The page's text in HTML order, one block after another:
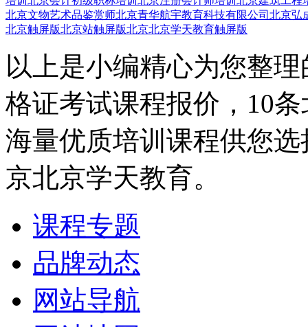
北京文物艺术品鉴赏师北京青华航宇教育科技有限公司 北京弘
北京触屏版北京站触屏版北京北京学天教育触屏版
以上是小编精心为您整
格证考试课程报价，10
海量优质培训课程供您
京北京学天教育。
课程专题
品牌动态
网站导航